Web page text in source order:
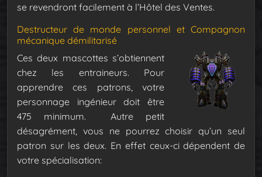
se revendront facilement à l’Hôtel des Ventes.
Destructeur de monde personnel et Compagnon
mécanique démilitarisé
Ces deux mascottes s’obtiennent
chez les entraineurs. Pour
apprendre ces patrons, votre
personnage ingénieur doit être
475 minimum. Autre petit
désagrément, vous ne pourrez choisir qu’un seul
patron sur les deux. En effet ceux-ci dépendent de
votre spécialisation: